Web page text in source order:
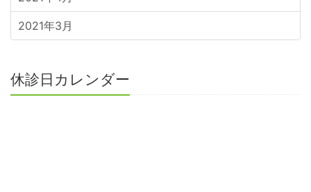
2021年3月
休診日カレンダー